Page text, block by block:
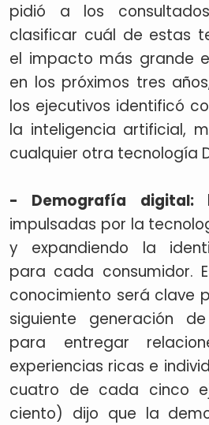
pidió a los
clasificar cuál de estas
el impacto más grande
en los próximos tres
los ejecutivos identificó
la inteligencia artificial,
cualquier otra tecnología
- Demografía digital:
impulsadas por la
y expandiendo la
para cada consumidor.
conocimiento será clave
siguiente generación
para entregar
experiencias ricas e
cuatro de cada cinco
ciento) dijo que la